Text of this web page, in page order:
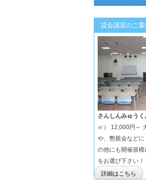
貸会議室のご案
さんしんみゅう
㎡） 12,000円～
や、懇親会など
の他にも開催規
をお選び下さい！
詳細はこちら